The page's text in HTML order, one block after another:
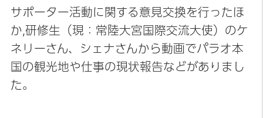
サポーター活動に関する意見交換を行ったほ
か,研修生（現：常陸大宮国際交流大使）のケ
ネリーさん、シェナさんから動画でパラオ本
国の観光地や仕事の現状報告などがありまし
た。